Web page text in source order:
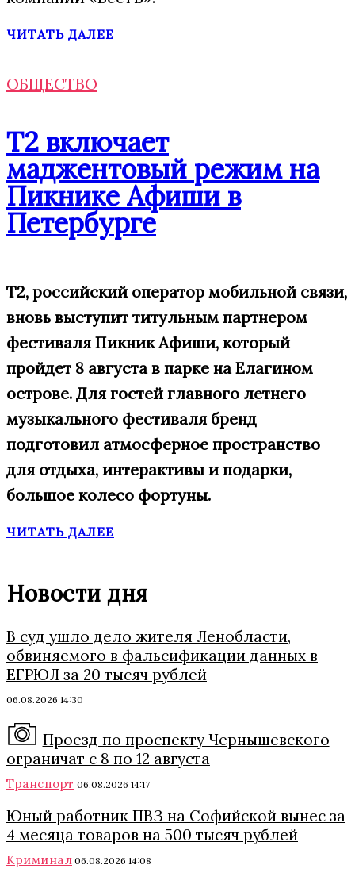
ЧИТАТЬ ДАЛЕЕ
ОБЩЕСТВО
Т2 включает
маджентовый режим на
Пикнике Афиши в
Петербурге
Т2, российский оператор мобильной связи,
вновь выступит титульным партнером
фестиваля Пикник Афиши, который
пройдет 8 августа в парке на Елагином
острове. Для гостей главного летнего
музыкального фестиваля бренд
подготовил атмосферное пространство
для отдыха, интерактивы и подарки,
большое колесо фортуны.
ЧИТАТЬ ДАЛЕЕ
Новости дня
В суд ушло дело жителя Ленобласти,
обвиняемого в фальсификации данных в
ЕГРЮЛ за 20 тысяч рублей
06.08.2026 14:30
Проезд по проспекту Чернышевского
ограничат с 8 по 12 августа
Транспорт 06.08.2026 14:17
Юный работник ПВЗ на Софийской вынес за
4 месяца товаров на 500 тысяч рублей
Криминал 06.08.2026 14:08